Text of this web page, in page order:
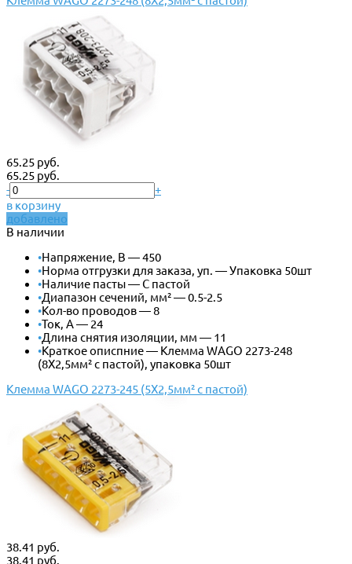
65.25 руб.
65.25 руб.
-
+
в корзину
добавлено
В наличии
•Напряжение, В — 450
•Норма отгрузки для заказа, уп. — Упаковка 50шт
•Наличие пасты — С пастой
•Диапазон сечений, мм² — 0.5-2.5
•Кол-во проводов — 8
•Ток, А — 24
•Длина снятия изоляции, мм — 11
•Краткое описпние — Клемма WAGO 2273-248
(8Х2,5мм² с пастой), упаковка 50шт
Клемма WAGO 2273-245 (5Х2,5мм² с пастой)
38.41 руб.
38.41 руб.